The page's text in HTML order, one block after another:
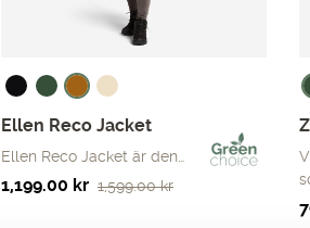
Ellen Reco Jacket
Ellen Reco Jacket är den…
1,599.00kr
Det
1,199.00 kr
Det